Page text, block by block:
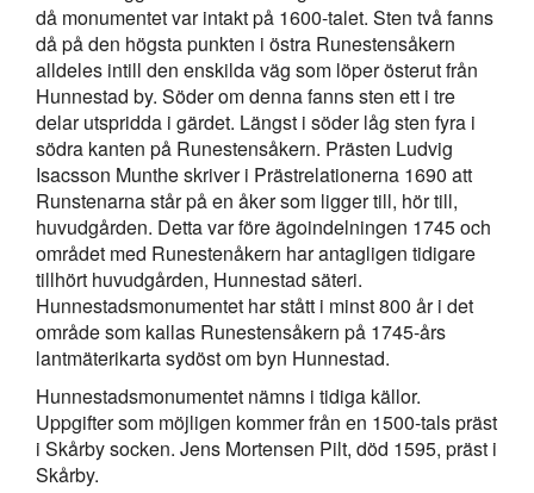
då monumentet var intakt på 1600-talet. Sten två fanns
då på den högsta punkten i östra Runestensåkern
alldeles intill den enskilda väg som löper österut från
Hunnestad by. Söder om denna fanns sten ett i tre
delar utspridda i gärdet. Längst i söder låg sten fyra i
södra kanten på Runestensåkern. Prästen Ludvig
Isacsson Munthe skriver i Prästrelationerna 1690 att
Runstenarna står på en åker som ligger till, hör till,
huvudgården. Detta var före ägoindelningen 1745 och
området med Runestenåkern har antagligen tidigare
tillhört huvudgården, Hunnestad säteri.
Hunnestadsmonumentet har stått i minst 800 år i det
område som kallas Runestensåkern på 1745-års
lantmäterikarta sydöst om byn Hunnestad.
Hunnestadsmonumentet nämns i tidiga källor.
Uppgifter som möjligen kommer från en 1500-tals präst
i Skårby socken. Jens Mortensen Pilt, död 1595, präst i
Skårby.